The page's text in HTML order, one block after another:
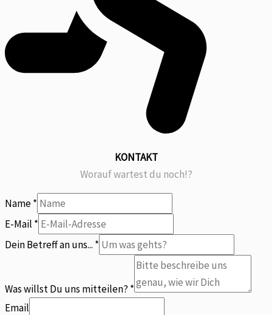
KONTAKT
Worauf wartest du noch!?
Name*
E-Mail *
willst
Mail
Dein Betreff an uns... *
Was willst Du uns mitteilen? *
Email